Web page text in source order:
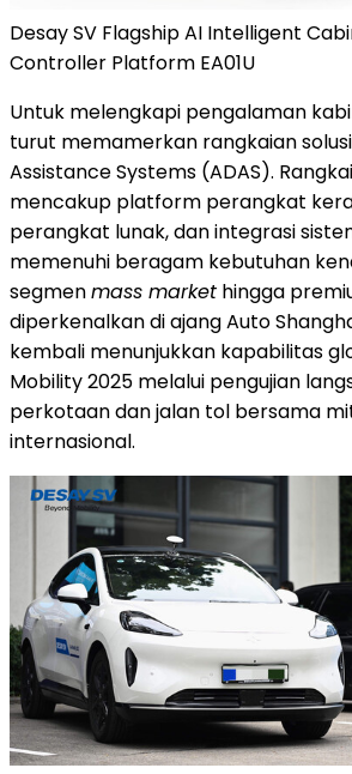
Desay SV Flagship AI Intelligent
Controller Platform EA01U
Untuk melengkapi pengalaman
turut memamerkan rangkaian
Assistance Systems (ADAS).
mencakup platform perangkat
perangkat lunak, dan integrasi
memenuhi beragam kebutuhan
segmenmass market hingga
diperkenalkan di ajang Auto
kembali menunjukkan kapabilitas
Mobility 2025 melalui pengujian
perkotaan dan jalan tol bersama
internasional.